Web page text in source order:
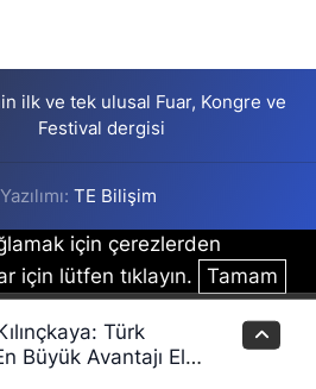
ilk ve tek ulusal Fuar, Kongre ve
Festival dergisi
TE Bilişim
için çerezlerden
için lütfen tıklayın.
Tamam
Türk
Büyük Avantajı El